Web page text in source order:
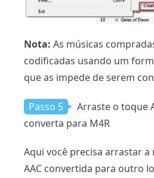
Nota: As músicas
codificadas usando um
que as impede de serem
Passo 5
Arraste o toque
converta para M4R
Aqui você precisa arrastar a
AAC convertida para outro